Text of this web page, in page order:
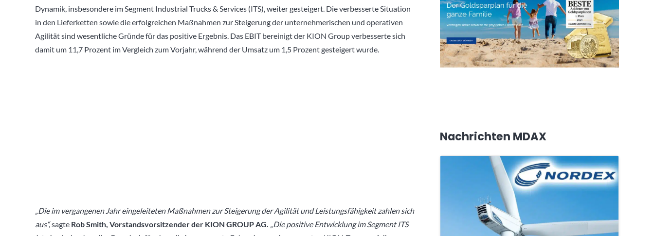
Dynamik, insbesondere im Segment Industrial Trucks & Services (ITS), weiter gesteigert. Die verbesserte Situation
in den Lieferketten sowie die erfolgreichen Maßnahmen zur Steigerung der unternehmerischen und operativen
Agilität sind wesentliche Gründe für das positive Ergebnis. Das EBIT bereinigt der KION Group verbesserte sich
damit um 11,7 Prozent im Vergleich zum Vorjahr, während der Umsatz um 1,5 Prozent gesteigert wurde.
„Die im vergangenen Jahr eingeleiteten Maßnahmen zur Steigerung der Agilität und Leistungsfähigkeit zahlen sich
aus“,sagte Rob Smith, Vorstandsvorsitzender der KION GROUP AG. „Die positive Entwicklung im Segment ITS
Nachrichten MDAX